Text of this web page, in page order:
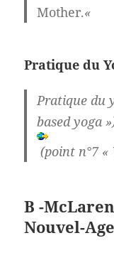
Mother.«
Pratique du
Pratique du
based yoga
(point n°7 «
B -
Nouvel-